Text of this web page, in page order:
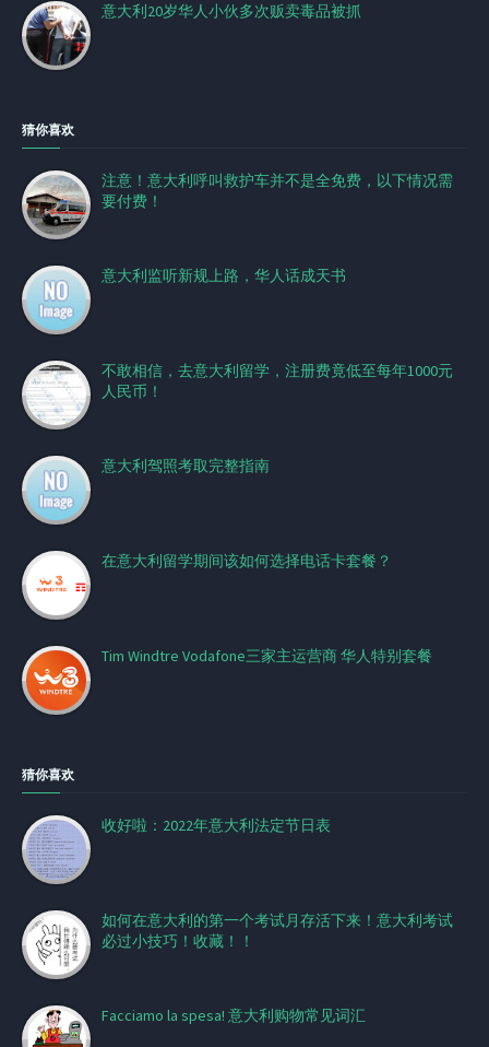
意大利20岁华人小伙多次贩卖毒品被抓
猜你喜欢
注意！意大利呼叫救护车并不是全免费，以下情况需
要付费！
意大利监听新规上路，华人话成天书
不敢相信，去意大利留学，注册费竟低至每年1000元
人民币！
意大利驾照考取完整指南
在意大利留学期间该如何选择电话卡套餐？
Tim Windtre Vodafone三家主运营商 华人特别套餐
猜你喜欢
收好啦：2022年意大利法定节日表
如何在意大利的第一个考试月存活下来！意大利考试
必过小技巧！收藏！！
Facciamo la spesa! 意大利购物常见词汇